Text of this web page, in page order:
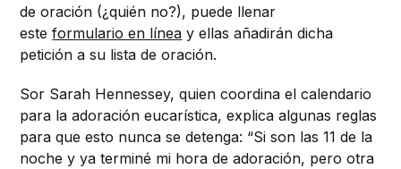
de oración (¿quién no?), puede llenar
esteformulario en línea y ellas añadirán dicha
petición a su lista de oración.
Sor Sarah Hennessey, quien coordina el calendario
para la adoración eucarística, explica algunas reglas
para que esto nunca se detenga: “Si son las 11 de la
noche y ya terminé mi hora de adoración, pero otra